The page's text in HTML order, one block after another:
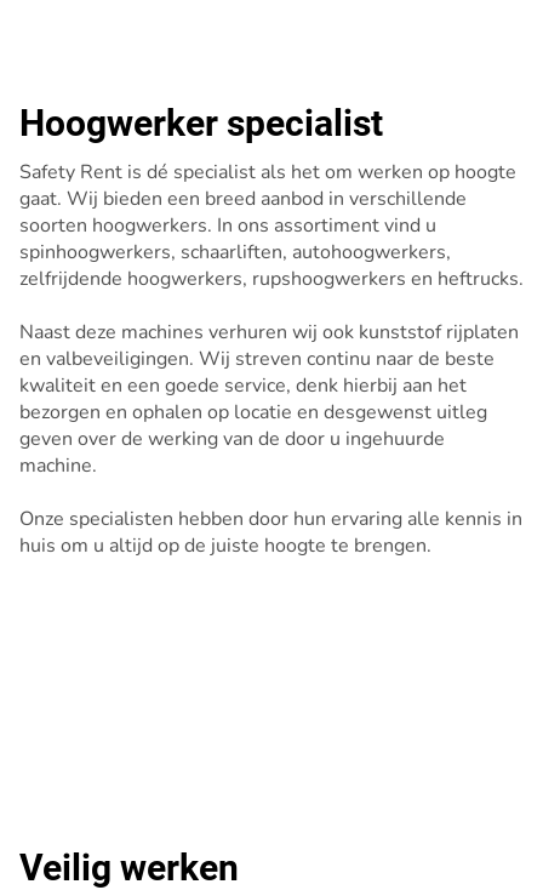
Veilig werken
Hoogwerker specialist
Safety Rent is dé specialist als het om werken op hoogte
gaat. Wij bieden een breed aanbod in verschillende
soorten hoogwerkers. In ons assortiment vind u
spinhoogwerkers, schaarliften, autohoogwerkers,
zelfrijdende hoogwerkers, rupshoogwerkers en heftrucks.
Naast deze machines verhuren wij ook kunststof rijplaten
en valbeveiligingen. Wij streven continu naar de beste
kwaliteit en een goede service, denk hierbij aan het
bezorgen en ophalen op locatie en desgewenst uitleg
geven over de werking van de door u ingehuurde
machine.
Onze specialisten hebben door hun ervaring alle kennis in
huis om u altijd op de juiste hoogte te brengen.